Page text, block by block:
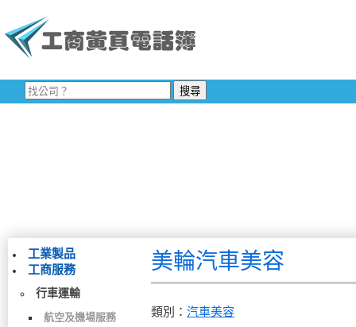
工業製品
工商服務
行車運輸
航空及機場服務
美輪汽車美容
類別： 汽車美容